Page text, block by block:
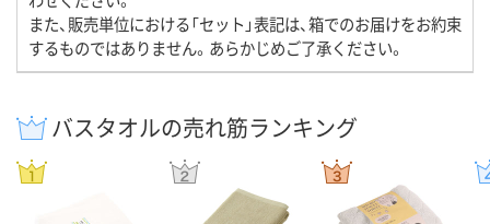
また、販売単位における「セット」表記は、箱でのお届けをお約束
するものではありません。あらかじめご了承ください。
バスタオルの売れ筋ランキング